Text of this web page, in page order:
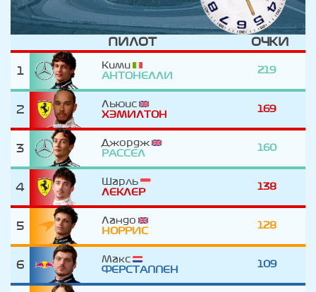
ПИЛОТ ОЧКИ
1
Кими
АНТОНЕЛЛИ
219
2
Льюис
ХЭМИЛТОН
169
3
Джордж
РАССЕЛ
160
4
Шарль
ЛЕКЛЕР
138
5
Ландо
НОРРИС
128
6
Макс
ФЕРСТАППЕН
109